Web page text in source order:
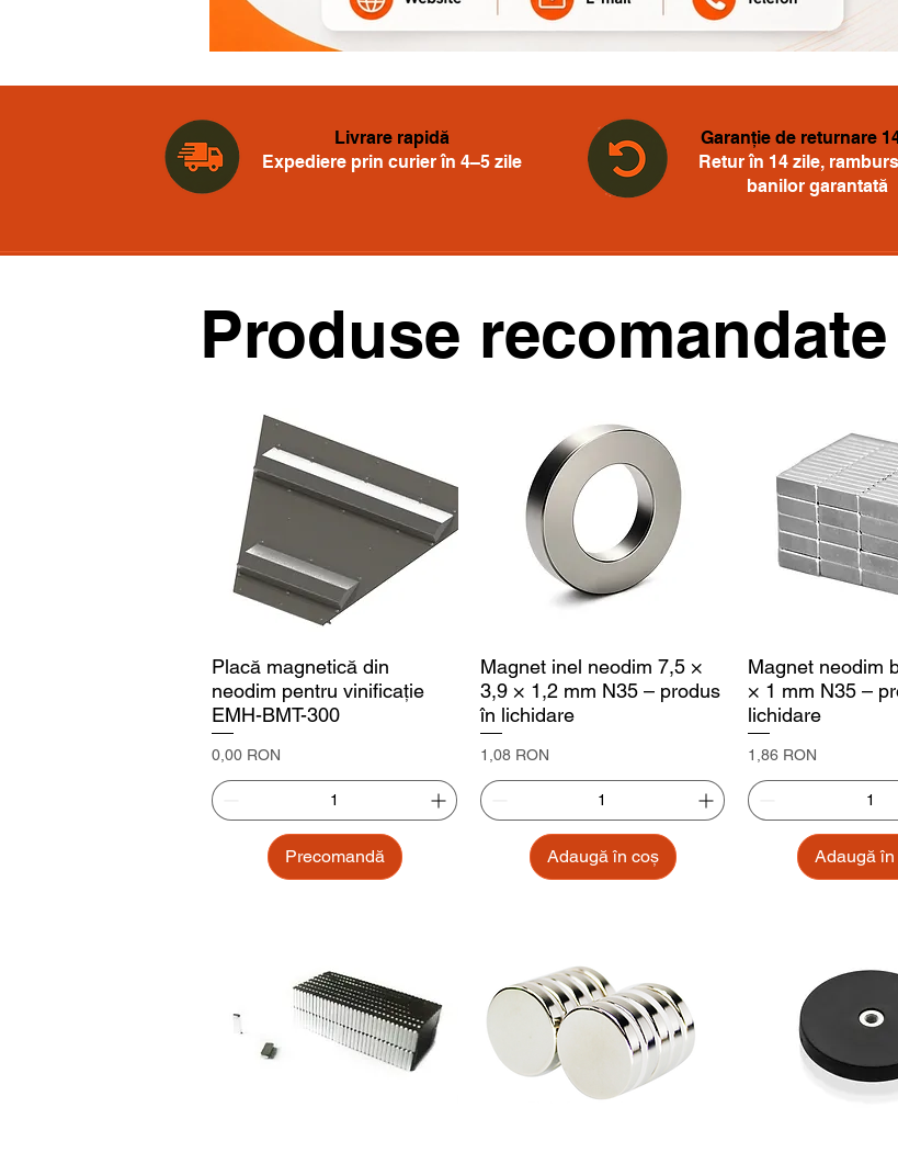
Livrare rapidă
Expediere prin curier în 4–5 zile
Garanție de returnare
Retur în 14 zile,
banilor garantată
Produse recomandate
Placă magnetică din
neodim pentru vinificație
EMH-BMT-300
Preț
0,00 RON
Precomandă
Magnet inel neodim 7,5 ×
3,9 × 1,2 mm N35 – produs
în lichidare
Preț
1,08 RON
Adaugă în coș
Magnet neodim
× 1 mm N35 –
lichidare
Preț
1,86 RON
Adaugă